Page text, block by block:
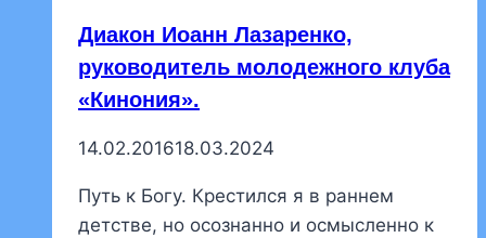
Диакон Иоанн Лазаренко,
руководитель молодежного клуба
«Кинония».
14.02.201618.03.2024
Путь к Богу. Крестился я в раннем
детстве, но осознанно и осмысленно к